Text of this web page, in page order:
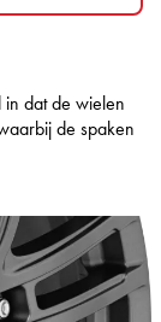
dat de wielen
de spaken